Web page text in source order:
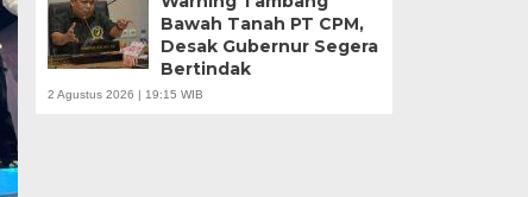
Bawah Tanah PT CPM,
Desak Gubernur Segera
Bertindak
2 Agustus 2026 | 19:15 WIB